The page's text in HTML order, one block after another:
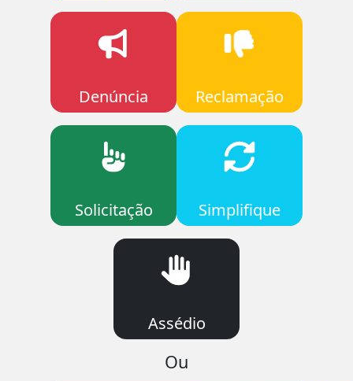
Denúncia Reclamação
Solicitação Simplifique
Assédio
Ou